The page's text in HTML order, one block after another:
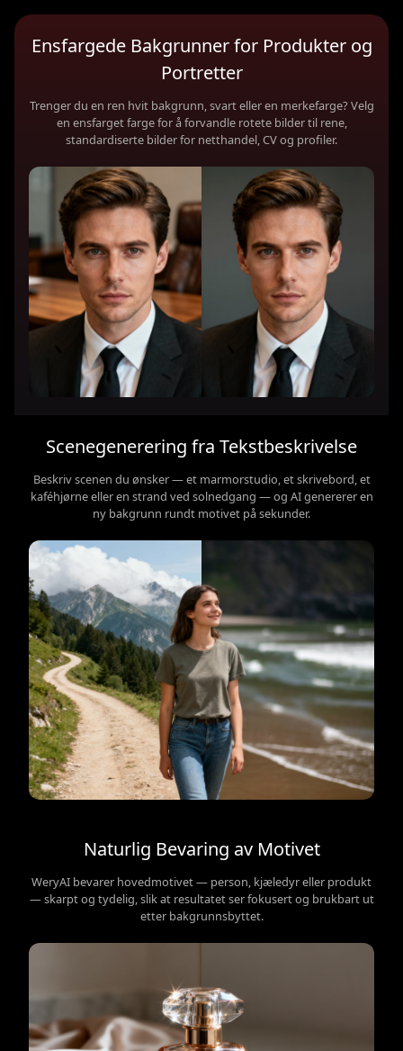
Ensfargede Bakgrunner for Produkter og
Portretter
Trenger du en ren hvit bakgrunn, svart eller en merkefarge? Velg
en ensfarget farge for å forvandle rotete bilder til rene,
standardiserte bilder for netthandel, CV og profiler.
Scenegenerering fra Tekstbeskrivelse
Beskriv scenen du ønsker — et marmorstudio, et skrivebord, et
kaféhjørne eller en strand ved solnedgang — og AI genererer en
ny bakgrunn rundt motivet på sekunder.
Naturlig Bevaring av Motivet
WeryAI bevarer hovedmotivet — person, kjæledyr eller produkt
— skarpt og tydelig, slik at resultatet ser fokusert og brukbart ut
etter bakgrunnsbyttet.